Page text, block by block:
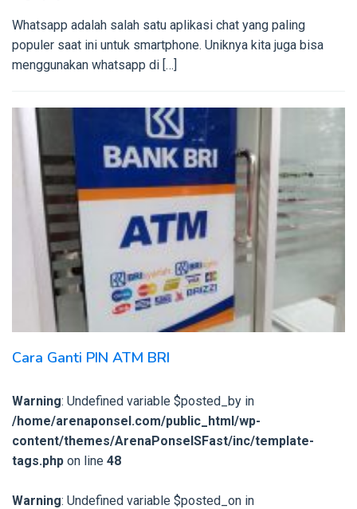
Whatsapp adalah salah satu aplikasi chat yang paling
populer saat ini untuk smartphone. Uniknya kita juga bisa
menggunakan whatsapp di […]
Cara Ganti PIN ATM BRI
Warning: Undefined variable $posted_by in
/home/arenaponsel.com/public_html/wp-
content/themes/ArenaPonselSFast/inc/template-
tags.php on line 48
Warning: Undefined variable $posted_on in